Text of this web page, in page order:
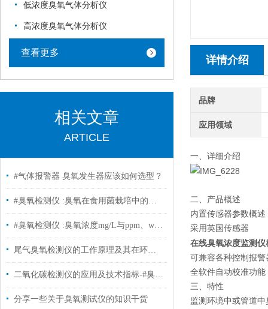
低浓度臭氧气体分析仪
高浓度臭氧气体分析仪
查看更多
相关文章
ARTICLE
#气体报警器 臭氧发生器应该如何选型？
#臭氧检测仪 :臭氧在食用菌栽培中的应用
#臭氧检测仪 :臭氧浓度mg/L与ppm、wt%如何换算
尾气臭氧检测仪的工作原理及其在环保监测中的应用
二氧化碳检测仪的应用及技术指标-#臭氧检测仪
分享一些关于臭氧测试仪的知识干货
详情介绍
品牌
应用领域
一、详细介绍
二、产品概述
内置传感器参数概述
采用英国传感器
在线臭氧浓度监测仪
可兼容各种控制报警
全软件自动校准功
三、特性
监测环境中或管道